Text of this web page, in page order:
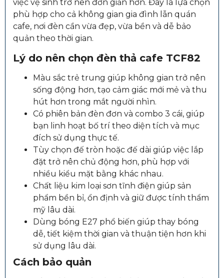
việc vệ sinh trở nên đơn giản hơn. Đây là lựa chọn
phù hợp cho cả không gian gia đình lẫn quán
cafe, nơi đèn cần vừa đẹp, vừa bền và dễ bảo
quản theo thời gian.
Lý do nên chọn đèn thả cafe TCF82
Màu sắc trẻ trung giúp không gian trở nên
sống động hơn, tạo cảm giác mới mẻ và thu
hút hơn trong mắt người nhìn.
Có phiên bản đèn đơn và combo 3 cái, giúp
bạn linh hoạt bố trí theo diện tích và mục
đích sử dụng thực tế.
Tùy chọn đế tròn hoặc đế dài giúp việc lắp
đặt trở nên chủ động hơn, phù hợp với
nhiều kiểu mặt bằng khác nhau.
Chất liệu kim loại sơn tĩnh điện giúp sản
phẩm bền bỉ, ổn định và giữ được tính thẩm
mỹ lâu dài.
Dùng bóng E27 phổ biến giúp thay bóng
dễ, tiết kiệm thời gian và thuận tiện hơn khi
sử dụng lâu dài.
Cách bảo quản